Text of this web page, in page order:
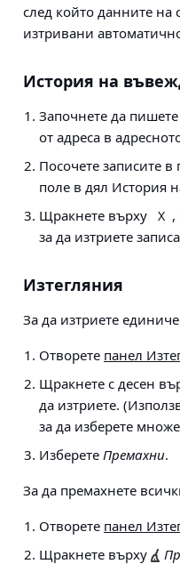
след който данните
изтривани
История на
Започнете да
от адреса в
Посочете записите
поле в дял История
Щракнете върху
X ,
за да изтриете
Изтегляния
За да изтриете
Отворете панел
Щракнете с десен
да изтриете.
за да изберете
Изберете Премахни.
За да премахнете
Отворете панел
Щракнете върху